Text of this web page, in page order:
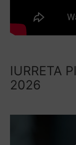
IURRETA
2026